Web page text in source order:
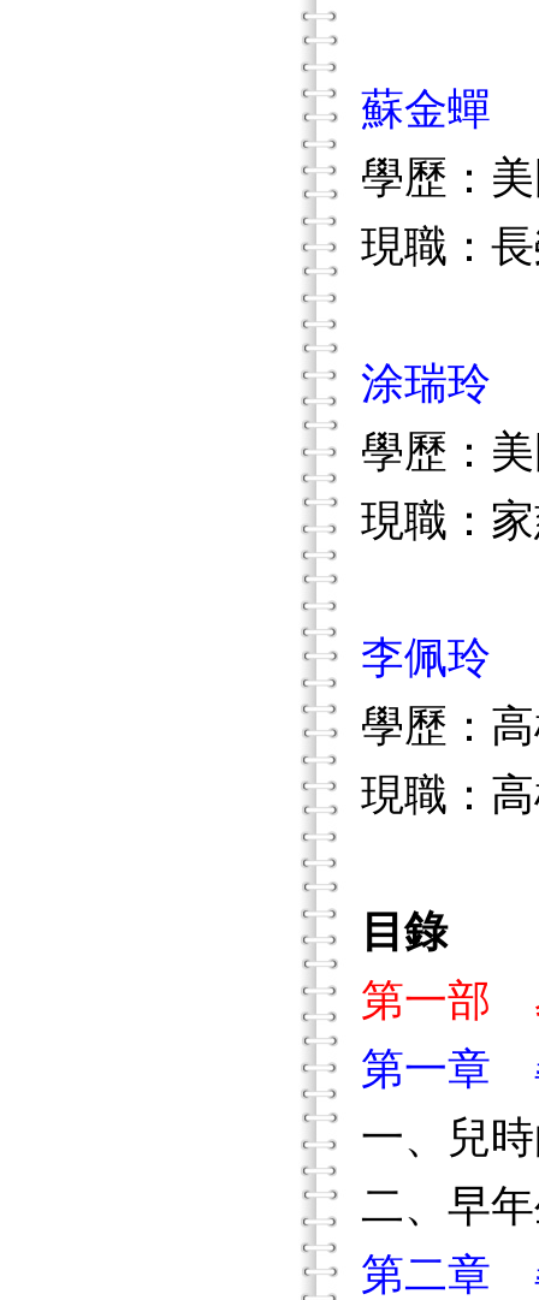
蘇金蟬
學歷：
現職：
涂瑞玲
學歷：
現職：
李佩玲
學歷：
現職：
目錄
第一部
第一章
一、兒
二、早
第二章